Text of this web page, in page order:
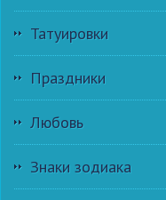
Татуировки
Праздники
Любовь
Знаки зодиака